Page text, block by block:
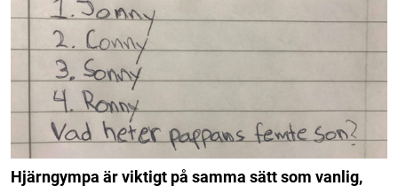
Hjärngympa är viktigt på samma sätt som vanlig,